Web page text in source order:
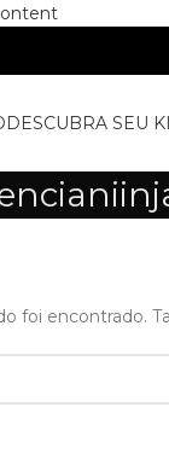
DESCUBRA SEU
foi encontrado.